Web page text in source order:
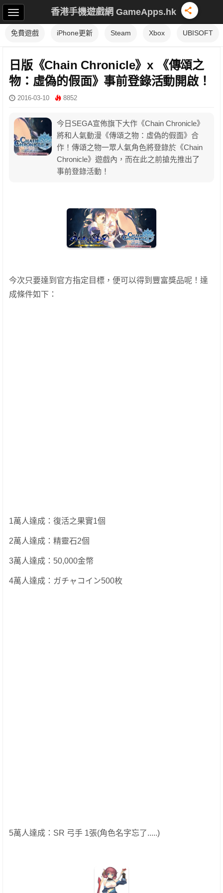
香港手機遊戲網 GameApps.hk
免費遊戲 iPhone更新 Steam Xbox UBISOFT
日版《Chain Chronicle》x 《傳頌之
物：虛偽的假面》事前登錄活動開啟！
2016-03-10 8852
今日SEGA宣佈旗下大作《Chain Chronicle》
將和人氣動漫《傳頌之物：虛偽的假面》合
作！傳頌之物一眾人氣角色將登錄於《Chain
Chronicle》遊戲內，而在此之前搶先推出了
事前登錄活動！
今次只要達到官方指定目標，便可以得到豐富獎品呢！達
成條件如下：
1萬人達成：復活之果實1個
2萬人達成：精靈石2個
3萬人達成：50,000金幣
4萬人達成：ガチャコイン500枚
5萬人達成：SR 弓手 1張(角色名字忘了.....)